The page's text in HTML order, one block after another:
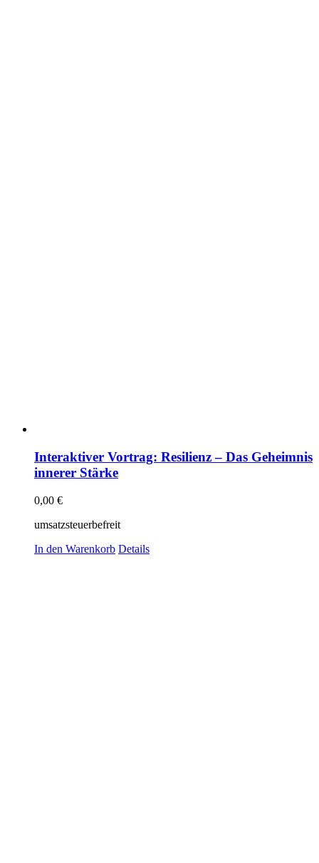
Interaktiver Vortrag: Resilienz – Das Geheimnis
innerer Stärke
0,00 €
umsatzsteuerbefreit
In den Warenkorb Details